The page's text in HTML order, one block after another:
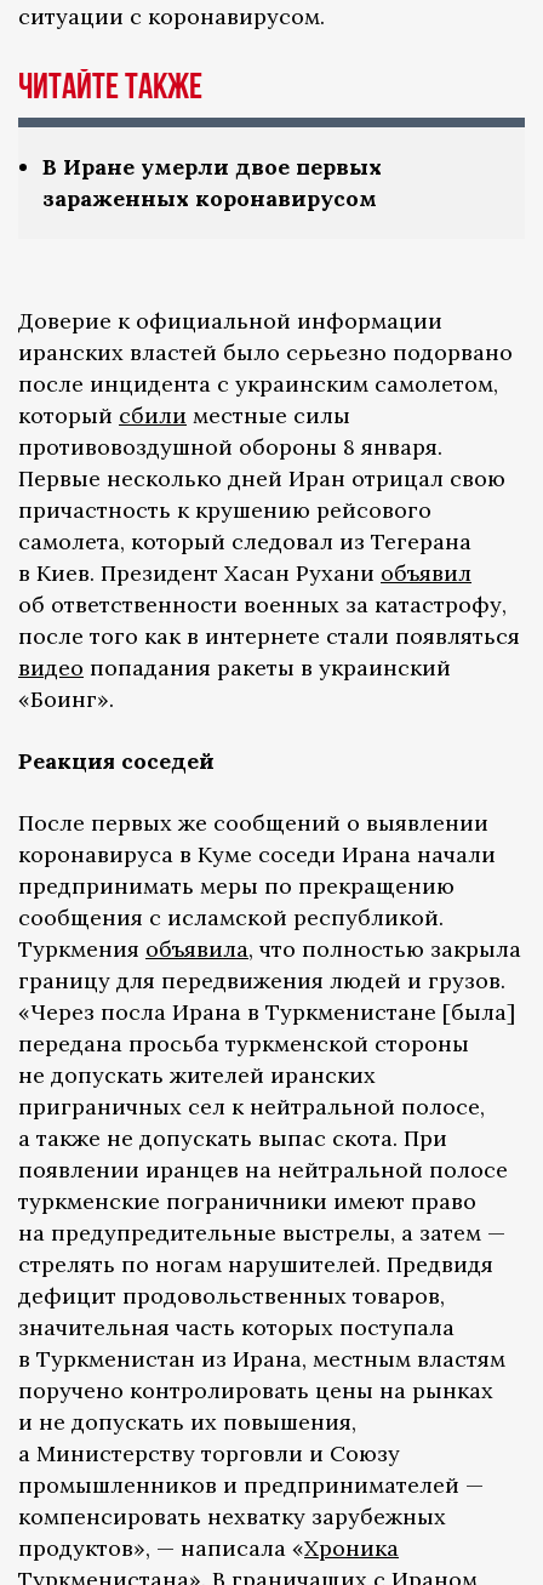
ситуации с коронавирусом.
Читайте также
В Иране умерли двое первых
зараженных коронавирусом
Доверие к официальной информации
иранских властей было серьезно подорвано
после инцидента с украинским самолетом,
который сбили местные силы
противовоздушной обороны 8 января.
Первые несколько дней Иран отрицал свою
причастность к крушению рейсового
самолета, который следовал из Тегерана
в Киев. Президент Хасан Рухани объявил
об ответственности военных за катастрофу,
после того как в интернете стали появляться
видео попадания ракеты в украинский
«Боинг».
Реакция соседей
После первых же сообщений о выявлении
коронавируса в Куме соседи Ирана начали
предпринимать меры по прекращению
сообщения с исламской республикой.
Туркмения объявила, что полностью закрыла
границу для передвижения людей и грузов.
«Через посла Ирана в Туркменистане [была]
передана просьба туркменской стороны
не допускать жителей иранских
приграничных сел к нейтральной полосе,
а также не допускать выпас скота. При
появлении иранцев на нейтральной полосе
туркменские пограничники имеют право
на предупредительные выстрелы, а затем —
стрелять по ногам нарушителей. Предвидя
дефицит продовольственных товаров,
значительная часть которых поступала
в Туркменистан из Ирана, местным властям
поручено контролировать цены на рынках
и не допускать их повышения,
а Министерству торговли и Союзу
промышленников и предпринимателей —
компенсировать нехватку зарубежных
продуктов», — написала «Хроника